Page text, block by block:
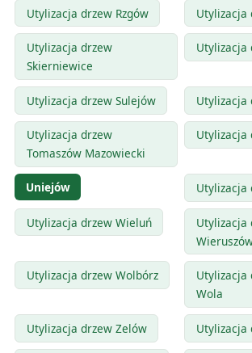
Utylizacja drzew Rzgów Utylizacja
Utylizacja drzew
Skierniewice
Utylizacja
Utylizacja drzew Sulejów Utylizacja
Utylizacja drzew
Tomaszów Mazowiecki
Utylizacja
Uniejów Utylizacja
Utylizacja drzew Wieluń
Utylizacja
Utylizacja drzew Wolbórz
Utylizacja
Wola
Utylizacja drzew Zelów Utylizacja